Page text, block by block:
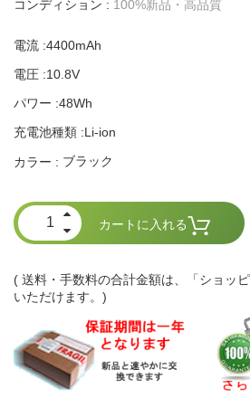
コンディション : 100%新品・高品質
電流 :4400mAh
電圧 :10.8V
パワー :48Wh
充電池種類 :Li-ion
カラー : ブラック
カートに入れる
( 送料・手数料の合計金額は、「ショッ
いただけます。)